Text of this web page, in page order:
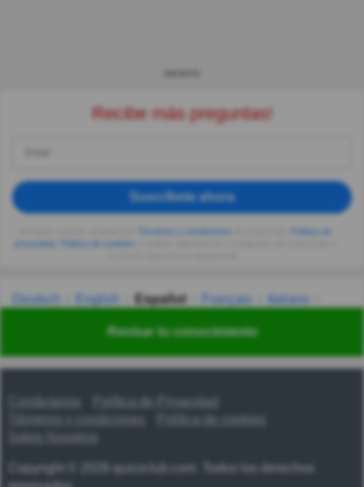
Revisar tu conocimiento
Recibe más preguntas!
Suscríbete ahora
privacidad
Deutsch English Español Français
Italiano
Українська हिन्दी 한국어 汉语
Contáctanos
Política de Privacidad
Términos y condiciones
Copyright © 2026 quizzclub.com. Todos los derechos